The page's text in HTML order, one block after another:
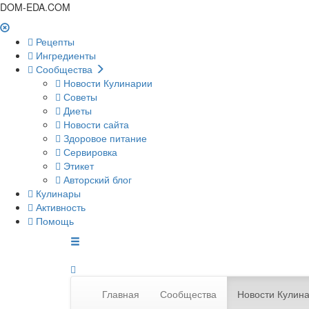
DOM-EDA.COM
Рецепты
Ингредиенты
Сообщества
Новости Кулинарии
Советы
Диеты
Новости сайта
Здоровое питание
Сервировка
Этикет
Авторский блог
Кулинары
Активность
Помощь
Главная Сообщества Новости